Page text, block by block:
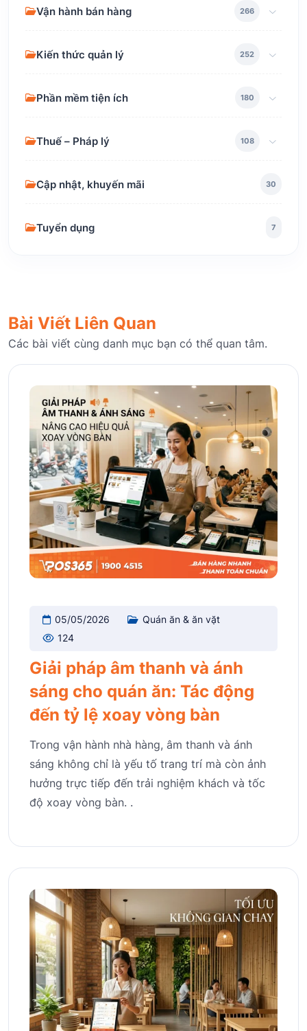
Vận hành bán hàng 266
Kiến thức quản lý 252
Phần mềm tiện ích 180
Thuế – Pháp lý 108
Cập nhật, khuyến mãi 30
Tuyển dụng 7
Bài Viết Liên Quan
Các bài viết cùng danh mục bạn có thể quan tâm.
05/05/2026
Quán ăn & ăn vặt
124
Giải pháp âm thanh và ánh
sáng cho quán ăn: Tác động
đến tỷ lệ xoay vòng bàn
Trong vận hành nhà hàng, âm thanh và ánh
sáng không chỉ là yếu tố trang trí mà còn ảnh
hưởng trực tiếp đến trải nghiệm khách và tốc
độ xoay vòng bàn. .